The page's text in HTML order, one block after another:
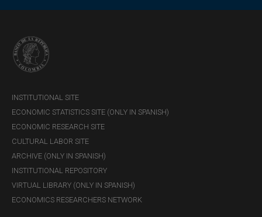
contado peso-dólar; y la Nación a través del Ministerio
Para las operaciones de colocación primaria de TES
clase B del MHCP: los ACO en los términos de la
Resolución Externa 5 de 2022 de la JDBR, y los
para títulos de deuda pública de conformidad con la
resolución de designación de la DGCPTN del MHCP.
Para el esquema de formación del IBR: quienes tengan
la naturaleza de establecimientos bancarios en los
términos de la regulación aplicable y que hayan sido
designados como participantes o aspirantes del
esquema de formación del IBR.
INSTITUTIONAL SITE
ECONOMIC STATISTICS SITE (ONLY IN SPANISH)
ECONOMIC RESEARCH SITE
CULTURAL LABOR SITE
ARCHIVE (ONLY IN SPANISH)
INSTITUTIONAL REPOSITORY
VIRTUAL LIBRARY (ONLY IN SPANISH)
ECONOMICS RESEARCHERS NETWORK